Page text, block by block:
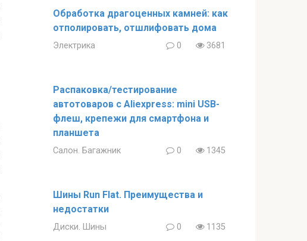
Обработка драгоценных камней: как
отполировать, отшлифовать дома
Электрика 0 3681
Распаковка/тестирование
автотоваров с Aliexpress: mini USB-
флеш, крепежи для смартфона и
планшета
Салон. Багажник 0 1345
Шины Run Flat. Преимущества и
недостатки
Диски. Шины 0 1135